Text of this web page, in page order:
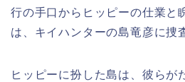
行の手口からヒッピーの仕業と
は、キイハンターの島竜彦に捜
ヒッピーに扮した島は、彼らが